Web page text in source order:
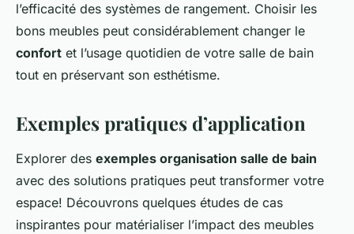
l’efficacité des systèmes de rangement. Choisir les
bons meubles peut considérablement changer le
confort et l’usage quotidien de votre salle de bain
tout en préservant son esthétisme.
Exemples pratiques d’application
Explorer des exemples organisation salle de bain
avec des solutions pratiques peut transformer votre
espace! Découvrons quelques études de cas
inspirantes pour matérialiser l’impact des meubles